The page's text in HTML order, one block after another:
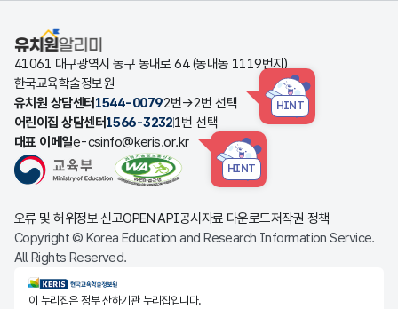
유치원알리미
41061 대구광역시 동구 동내로 64 (동내동 1119번지)
한국교육학술정보원
유치원 상담센터 1544-00792번→2번 선택 HINT
어린이집 상담센터1566-32321번 선택
대표 이메일e-csinfo@keris.or.kr
HINT
오류 및 허위정보 신고OPEN API공시자료 다운로드저작권 정책
Copyright © Korea Education and Research Information Service.
All Rights Reserved.
KERIS한국교육학술정보원
이 누리집은 정부 산하기관 누리집입니다.